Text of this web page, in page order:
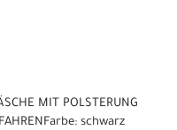
MIT POLSTERUNG
schwarz